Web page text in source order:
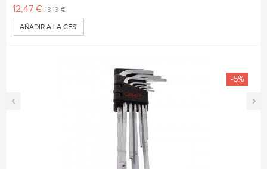
‹ ›
12,47 € 13,13 €
AÑADIR A LA CESTA
-5%